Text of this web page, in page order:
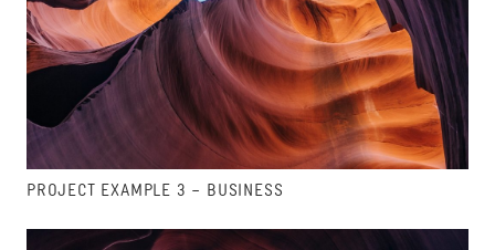
PROJECT EXAMPLE 3 – BUSINESS